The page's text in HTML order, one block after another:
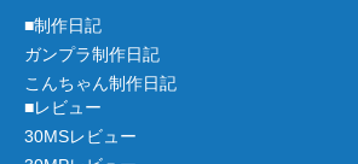
■制作日記
ガンプラ制作日記
こんちゃん制作日記
■レビュー
30MSレビュー